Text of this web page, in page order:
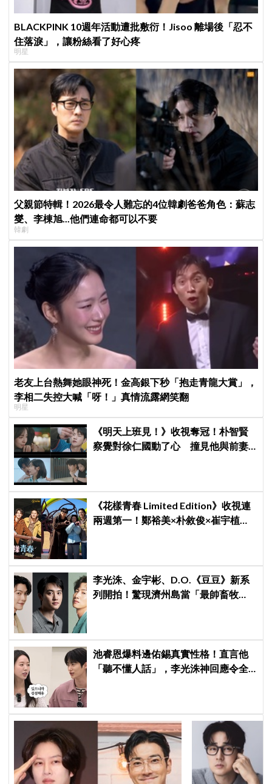
BLACKPINK 10週年活動遭批敷衍！Jisoo 離場後「忍不
住落淚」，讓粉絲看了好心疼
明星
父親節特輯！2026最令人難忘的4位韓劇爸爸角色：蘇志
燮、李棟旭...他們連命都可以不要
韓劇
老友上台熱舞她眼神死！金高銀下秒「抱走青龍大賞」，
李相二失控大喊「呀！」真情流露網笑翻
明星
《明天上班見！》收視奪冠！朴智賢
察覺對徐仁國動了心 撞見他與前妻
《花樣青春 Limited Edition》收視連
兩週第一！鄭裕美×朴敘俊×崔宇植窮
李光洙、金宇彬、D.O.《豆豆》新系
列開拍！驚現濟州島當「最帥畜牧
池睿恩爆料邊佑錫真實性格！直言他
「聽不懂人話」，李光洙神回應令全